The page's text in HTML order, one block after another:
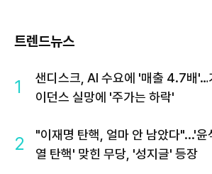
트렌드뉴스
1
샌디스크, AI 수요에 '매출 4.7배'…
이던스 실망에 '주가는 하락'
2
"이재명 탄핵, 얼마 안 남았다"...'윤
열 탄핵' 맞힌 무당, '성지글' 등장